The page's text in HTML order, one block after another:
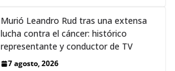
Murió Leandro Rud tras una extensa
lucha contra el cáncer: histórico
representante y conductor de TV
7 agosto, 2026